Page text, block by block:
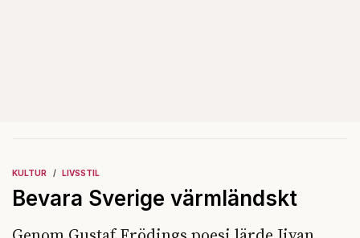
KULTUR LIVSSTIL
Bevara Sverige värmländskt